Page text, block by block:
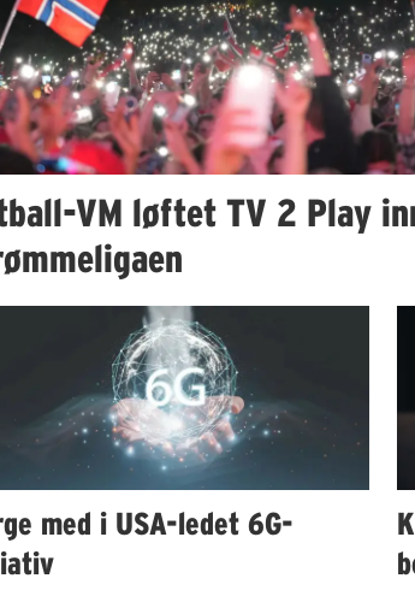
VM løftet TV 2 Play
med i USA-ledet 6G-